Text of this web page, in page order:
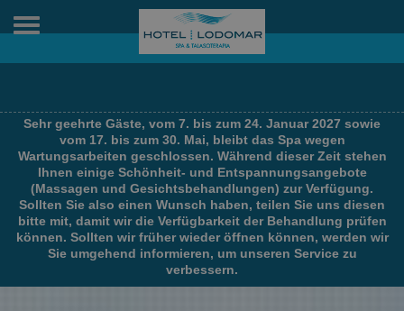
Toggle
Sehr geehrte Gäste, vom 7. bis zum 24. Januar 2027 sowie
vom 17. bis zum 30. Mai, bleibt das Spa wegen
Wartungsarbeiten geschlossen. Während dieser Zeit stehen
Ihnen einige Schönheit- und Entspannungsangebote
(Massagen und Gesichtsbehandlungen) zur Verfügung.
Sollten Sie also einen Wunsch haben, teilen Sie uns diesen
bitte mit, damit wir die Verfügbarkeit der Behandlung prüfen
können. Sollten wir früher wieder öffnen können, werden wir
Sie umgehend informieren, um unseren Service zu
verbessern.